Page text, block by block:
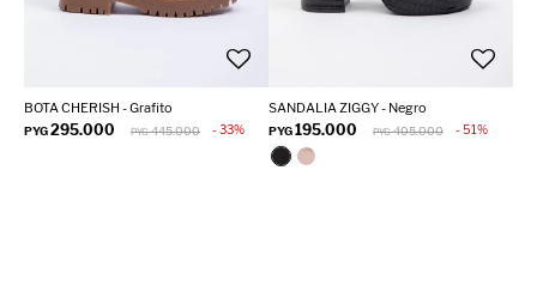
BOTA CHERISH - Grafito
PYG295.000 PYG 445.000 33
SANDALIA ZIGGY - Negro
PYG195.000 PYG 405.000 51